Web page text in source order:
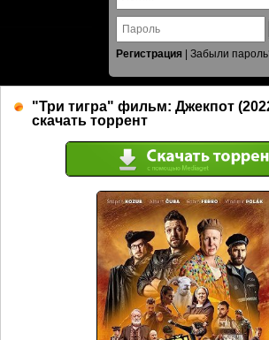
Регистрация
Забыли
"Три тигра" фильм: Джекпот
скачать торрент